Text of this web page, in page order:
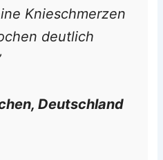
Knieschmerzen
deutlich
Deutschland